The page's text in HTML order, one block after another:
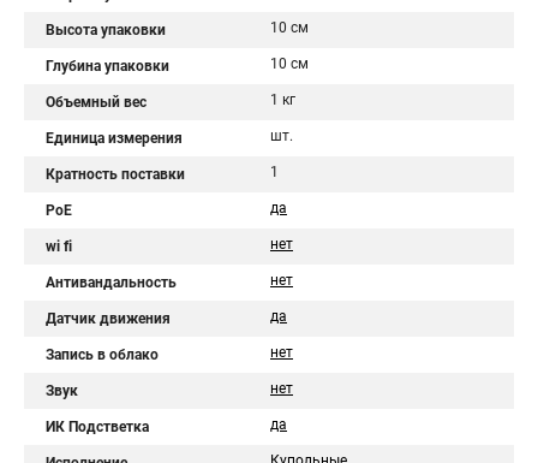
Высота упаковки 10 см
Глубина упаковки 10 см
Объемный вес 1 кг
Единица измерения шт.
Кратность поставки 1
PoE да
wi fi нет
Антивандальность нет
Датчик движения да
Запись в облако нет
Звук нет
ИК Подстветка да